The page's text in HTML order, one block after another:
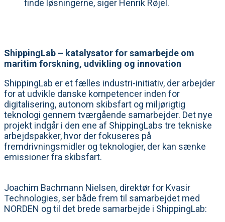
finde løsningerne, siger Henrik Røjel.
ShippingLab – katalysator for samarbejde om
maritim forskning, udvikling og innovation
ShippingLab er et fælles industri-initiativ, der arbejder
for at udvikle danske kompetencer inden for
digitalisering, autonom skibsfart og miljørigtig
teknologi gennem tværgående samarbejder. Det nye
projekt indgår i den ene af ShippingLabs tre tekniske
arbejdspakker, hvor der fokuseres på
fremdrivningsmidler og teknologier, der kan sænke
emissioner fra skibsfart.
Joachim Bachmann Nielsen, direktør for Kvasir
Technologies, ser både frem til samarbejdet med
NORDEN og til det brede samarbejde i ShippingLab: